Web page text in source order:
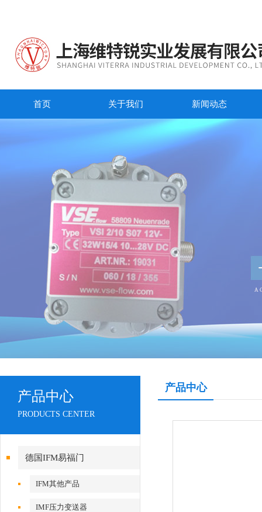
首页 关于我们 新闻动态
产品中心
PRODUCTS CENTER
德国IFM易福门
IFM其他产品
IMF压力变送器
产品中心